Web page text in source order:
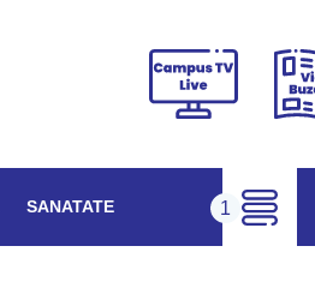
Campus
SANATATE